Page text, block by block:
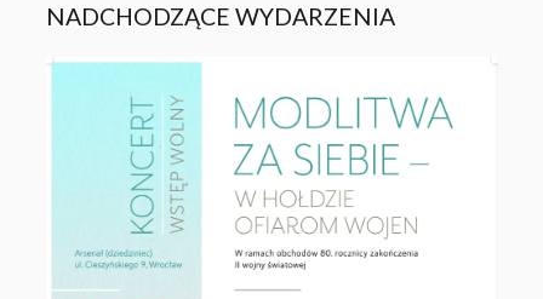
NADCHODZĄCE WYDARZENIA